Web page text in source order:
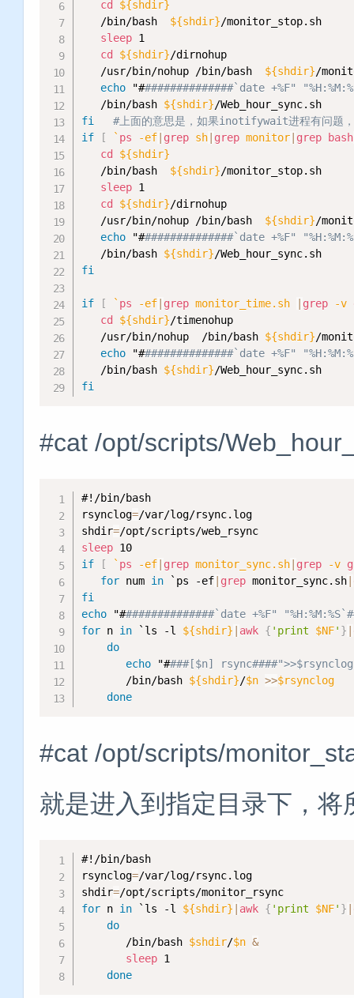
cd
${shdir}
   /bin/bash
${shdir}/monitor_stop.sh
sleep 1
cd
${shdir}/dirnohup
   /usr/bin/nohup /bin/bash
${shdir}/
echo "###############`date +%F"
   /bin/bash
${shdir}
fi
#上面的意思是，如果inotifywait进程有问题，
if
[ ` ps -ef grep sh grep monitor grep bash
cd
${shdir}
   /bin/bash
${shdir}/monitor_stop.sh
sleep 1
cd
${shdir}/dirnohup
   /usr/bin/nohup /bin/bash
${shdir}/
echo "###############`date +%F"
   /bin/bash
${shdir}
fi
if [ ` ps -ef grep monitor_time.sh grep -v
cd
${shdir}/timenohup
   /usr/bin/nohup  /bin/bash
${shdir}/
echo "###############`date +%F"
   /bin/bash
${shdir}
fi
#cat /opt/scripts/
#!/bin/bash
rsynclog=/var/log/rsync.log
shdir=
sleep
if
[ ` ps -ef grep monitor_sync.sh grep -v
for num in `ps -ef grep monitor_sync.sh
fi
echo "###############`date +%F"
for n in `ls -l ${shdir} awk { 'print $NF' }
do
echo "####[$n] rsync####">>$rsynclog
       /bin/bash
${shdir}/$n >>$rsynclog
done
#cat /opt/scripts/
就是进入到指定目录下，将
#!/bin/bash
rsynclog=/var/log/rsync.log
shdir=
for n in `ls -l ${shdir} awk { 'print $NF' }
do
       /bin/bash
$shdir/$n &
sleep 1
done